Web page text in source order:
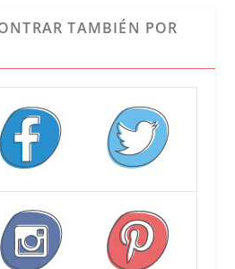
TAMBIÉN POR